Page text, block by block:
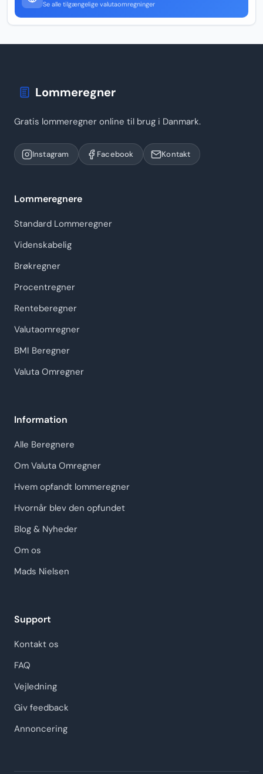
Se alle tilgængelige valutaomregninger
Lommeregner
Gratis lommeregner online til brug i Danmark.
Instagram Facebook Kontakt
Lommeregnere
Standard Lommeregner
Videnskabelig
Brøkregner
Procentregner
Renteberegner
Valutaomregner
BMI Beregner
Valuta Omregner
Information
Alle Beregnere
Om Valuta Omregner
Hvem opfandt lommeregner
Hvornår blev den opfundet
Blog & Nyheder
Om os
Mads Nielsen
Support
Kontakt os
FAQ
Vejledning
Giv feedback
Annoncering